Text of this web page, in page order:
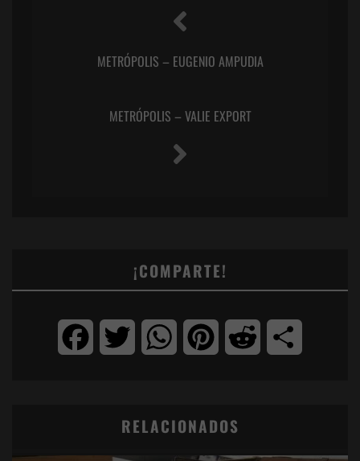
METRÓPOLIS – EUGENIO AMPUDIA
METRÓPOLIS – VALIE EXPORT
¡COMPARTE!
FacebookTwitter WhatsAppPinterest Reddit
RELACIONADOS